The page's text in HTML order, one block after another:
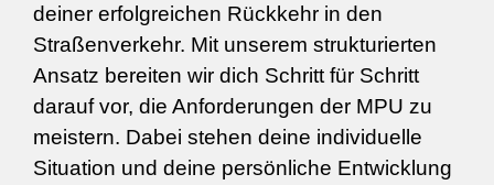
deiner erfolgreichen Rückkehr in den
Straßenverkehr. Mit unserem strukturierten
Ansatz bereiten wir dich Schritt für Schritt
darauf vor, die Anforderungen der MPU zu
meistern. Dabei stehen deine individuelle
Situation und deine persönliche Entwicklung